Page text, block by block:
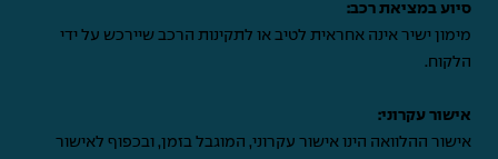
סיוע במציאת רכב:
מימון ישיר אינה אחראית לטיב או לתקינות הרכב שיירכש על ידי
הלקוח.
אישור עקרוני:
אישור ההלוואה הינו אישור עקרוני, המוגבל בזמן, ובכפוף לאישור